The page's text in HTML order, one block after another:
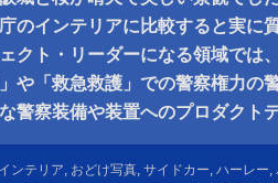
のインテリアに比較すると実に
クト・リーダーになる領域では
」や「救急救護」での警察権力の
警察装備や装置へのプロダクト
インテリア, おどけ写真, サイドカー, ハーレー,